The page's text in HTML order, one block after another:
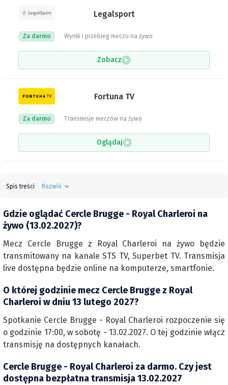
Legalsport
Wynik i przebieg meczu na żywo
Za darmo
Zobacz
Fortuna TV
Transmisje meczów na żywo
Za darmo
Oglądaj
Spis treści Rozwiń
Gdzie oglądać Cercle Brugge - Royal Charleroi na
żywo (13.02.2027)?
Mecz Cercle Brugge z Royal Charleroi na żywo będzie
transmitowany na kanale STS TV, Superbet TV. Transmisja
live dostępna będzie online na komputerze, smartfonie.
O której godzinie mecz Cercle Brugge z Royal
Charleroi w dniu 13 lutego 2027?
Spotkanie Cercle Brugge - Royal Charleroi rozpoczenie się
o godzinie 17:00, w sobotę - 13.02.2027. O tej godzinie włącz
transmisję na dostępnych kanałach.
Cercle Brugge - Royal Charleroi za darmo. Czy jest
dostępna bezpłatna transmisja 13.02.2027